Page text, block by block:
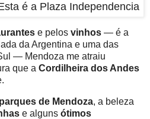
é a Plaza Independencia
e pelos vinhos — é a
da Argentina e uma das
— Mendoza me atraiu
que a Cordilheira dos Andes
parques de Mendoza, a beleza
e alguns ótimos